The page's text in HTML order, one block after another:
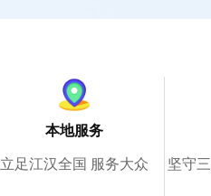
本地服务
立足江汉全国 服务大众
坚守